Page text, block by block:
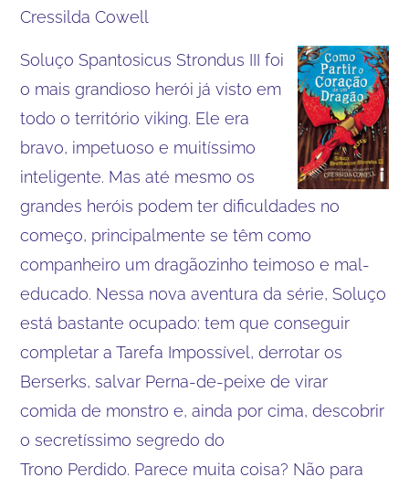
Cressilda Cowell
Soluço Spantosicus Strondus III foi
o mais grandioso herói já visto em
todo o território viking. Ele era
bravo, impetuoso e muitíssimo
inteligente. Mas até mesmo os
grandes heróis podem ter dificuldades no
começo, principalmente se têm como
companheiro um dragãozinho teimoso e mal-
educado. Nessa nova aventura da série, Soluço
está bastante ocupado: tem que conseguir
completar a Tarefa Impossível, derrotar os
Berserks, salvar Perna-de-peixe de virar
comida de monstro e, ainda por cima, descobrir
o secretíssimo segredo do
Trono Perdido. Parece muita coisa? Não para